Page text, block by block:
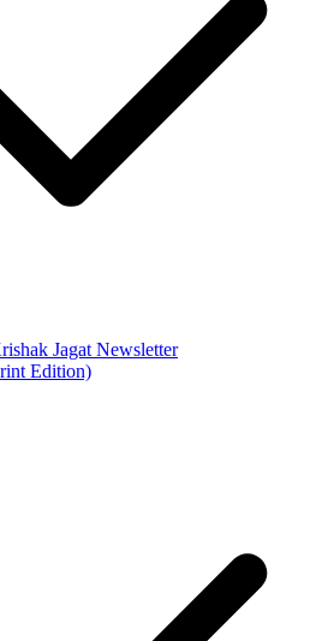
Jagat Newsletter
Edition)